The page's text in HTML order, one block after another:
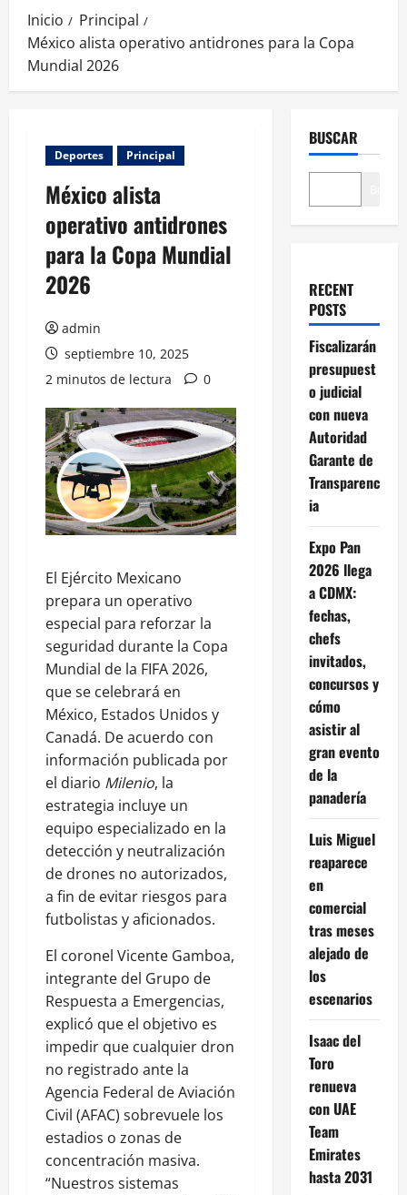
Inicio
Principal
México alista operativo antidrones para la Copa
Mundial 2026
Deportes Principal
México alista
operativo antidrones
para la Copa Mundial
2026
admin
septiembre 10, 2025
2 minutos de lectura
0
El Ejército Mexicano
prepara un operativo
especial para reforzar la
seguridad durante la Copa
Mundial de la FIFA 2026,
que se celebrará en
México, Estados Unidos y
Canadá. De acuerdo con
información publicada por
el diario Milenio, la
estrategia incluye un
equipo especializado en la
detección y neutralización
de drones no autorizados,
a fin de evitar riesgos para
futbolistas y aficionados.
El coronel Vicente Gamboa,
integrante del Grupo de
Respuesta a Emergencias,
explicó que el objetivo es
impedir que cualquier dron
no registrado ante la
Agencia Federal de Aviación
Civil (AFAC) sobrevuele los
estadios o zonas de
concentración masiva.
“Nuestros sistemas
BUSCAR
RECENT
POSTS
Fiscalizarán
presupuest
o judicial
con nueva
Autoridad
Garante de
Transparenc
ia
Expo Pan
2026 llega
a CDMX:
fechas,
chefs
invitados,
concursos y
cómo
asistir al
gran evento
de la
panadería
Luis Miguel
reaparece
en
comercial
tras meses
alejado de
los
escenarios
Isaac del
Toro
renueva
con UAE
Team
Emirates
hasta 2031